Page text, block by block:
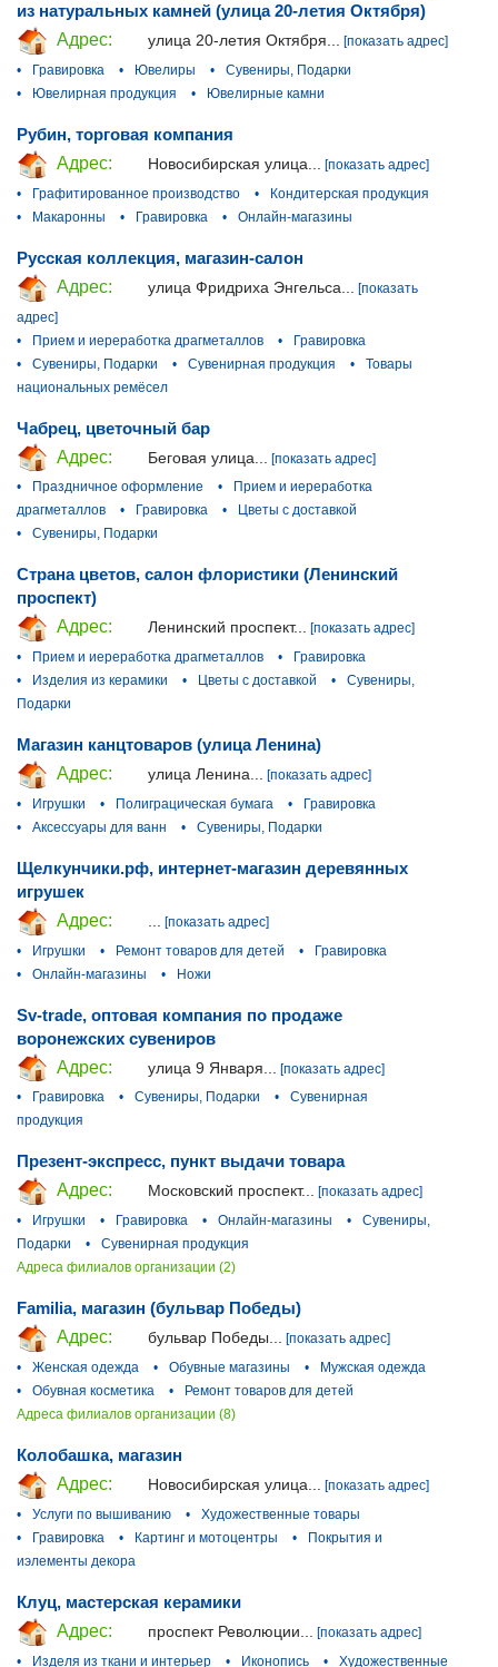
из натуральных камней (улица 20-летия Октября)
Адрес:
улица 20-летия Октября... [показать адрес]
•
Гравировка • Ювелиры •
Сувениры, Подарки
•
Ювелирная продукция • Ювелирные камни
Рубин, торговая компания
Адрес:
Новосибирская улица...
[показать адрес]
•
Графитированное производство •
Кондитерская продукция
•
Макаронны • Гравировка • Онлайн-магазины
Русская коллекция, магазин-салон
Адрес:
улица Фридриха Энгельса...
[показать
адрес]
•
Прием и иереработка драгметаллов •
Гравировка
•
Сувениры, Подарки • Сувенирная продукция •
Товары
национальных ремёсел
Чабрец, цветочный бар
Адрес:
Беговая улица...
[показать адрес]
•
Праздничное оформление •
Прием и иереработка
драгметаллов
• Гравировка •
Цветы с доставкой
•
Сувениры, Подарки
Страна цветов, салон флористики (Ленинский
проспект)
Адрес:
Ленинский проспект... [показать адрес]
•
Прием и иереработка драгметаллов •
Гравировка
•
Изделия из керамики • Цветы с доставкой •
Сувениры,
Подарки
Магазин канцтоваров (улица Ленина)
Адрес:
улица Ленина...
[показать адрес]
•
Игрушки • Полиграцическая бумага •
Гравировка
•
Аксессуары для ванн • Сувениры, Подарки
Щелкунчики.рф, интернет-магазин деревянных
игрушек
Адрес:
[показать адрес]
•
Игрушки • Ремонт товаров для детей •
Гравировка
•
Онлайн-магазины • Ножи
Sv-trade, оптовая компания по продаже
воронежских сувениров
Адрес:
улица 9 Января...
[показать адрес]
•
Гравировка • Сувениры, Подарки •
Сувенирная
продукция
Презент-экспресс, пункт выдачи товара
Адрес:
Московский проспект... [показать адрес]
•
Игрушки • Гравировка • Онлайн-магазины •
Сувениры,
Подарки
•
Сувенирная продукция
Адреса филиалов организации (2)
Familia, магазин (бульвар Победы)
Адрес:
бульвар Победы... [показать адрес]
•
Женская одежда • Обувные магазины •
Мужская одежда
•
Обувная косметика •
Ремонт товаров для детей
Адреса филиалов организации (8)
Колобашка, магазин
Адрес:
Новосибирская улица...
[показать адрес]
•
Услуги по вышиванию •
Художественные товары
•
Гравировка • Картинг и мотоцентры •
Покрытия и
иэлементы декора
Клуц, мастерская керамики
Адрес:
проспект Революции...
[показать адрес]
•
Изделя из ткани и интерьер • Иконопись • Художественные